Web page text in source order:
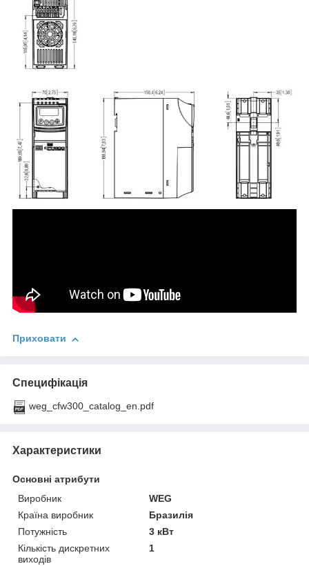
Приховати
Специфікація
weg_cfw300_catalog_en.pdf
Характеристики
Основні атрибути
Виробник
WEG
Країна виробник
Бразилія
Потужність
3 кВт
Кількість дискретних
виходів
1